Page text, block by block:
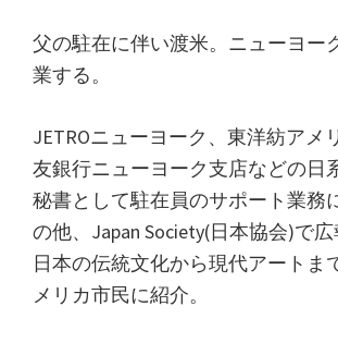
父の駐在に伴い渡米。ニューヨー
業する。
JETROニューヨーク、東洋紡アメ
友銀行ニューヨーク支店などの日
秘書として駐在員のサポート業務
の他、Japan Society(日本協会)で広
日本の伝統文化から現代アートま
メリカ市民に紹介。